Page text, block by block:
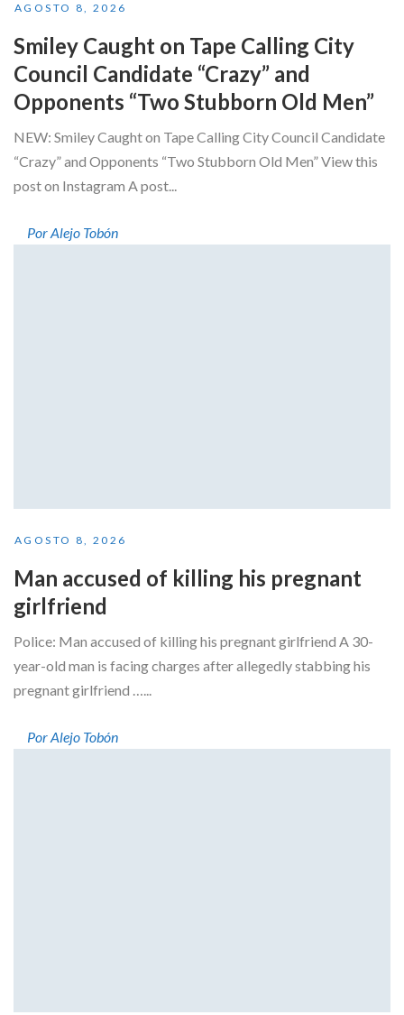
AGOSTO 8, 2026
Smiley Caught on Tape Calling City
Council Candidate “Crazy” and
Opponents “Two Stubborn Old Men”
NEW: Smiley Caught on Tape Calling City Council Candidate
“Crazy” and Opponents “Two Stubborn Old Men” View this
post on Instagram A post...
Por Alejo Tobón
AGOSTO 8, 2026
Man accused of killing his pregnant
girlfriend
Police: Man accused of killing his pregnant girlfriend A 30-
year-old man is facing charges after allegedly stabbing his
pregnant girlfriend …...
Por Alejo Tobón